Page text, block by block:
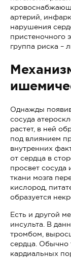
артерий,
нарушения
пристеночного
группа риска –
Однажды
сосуда
растет, в ней
под влиянием
внутренних
от сердца в
просвет сосуда
ткани мозга
кислород,
образуется
Есть и другой
инсульта. В
тромбом,
сердца. Обычно
кардиальных